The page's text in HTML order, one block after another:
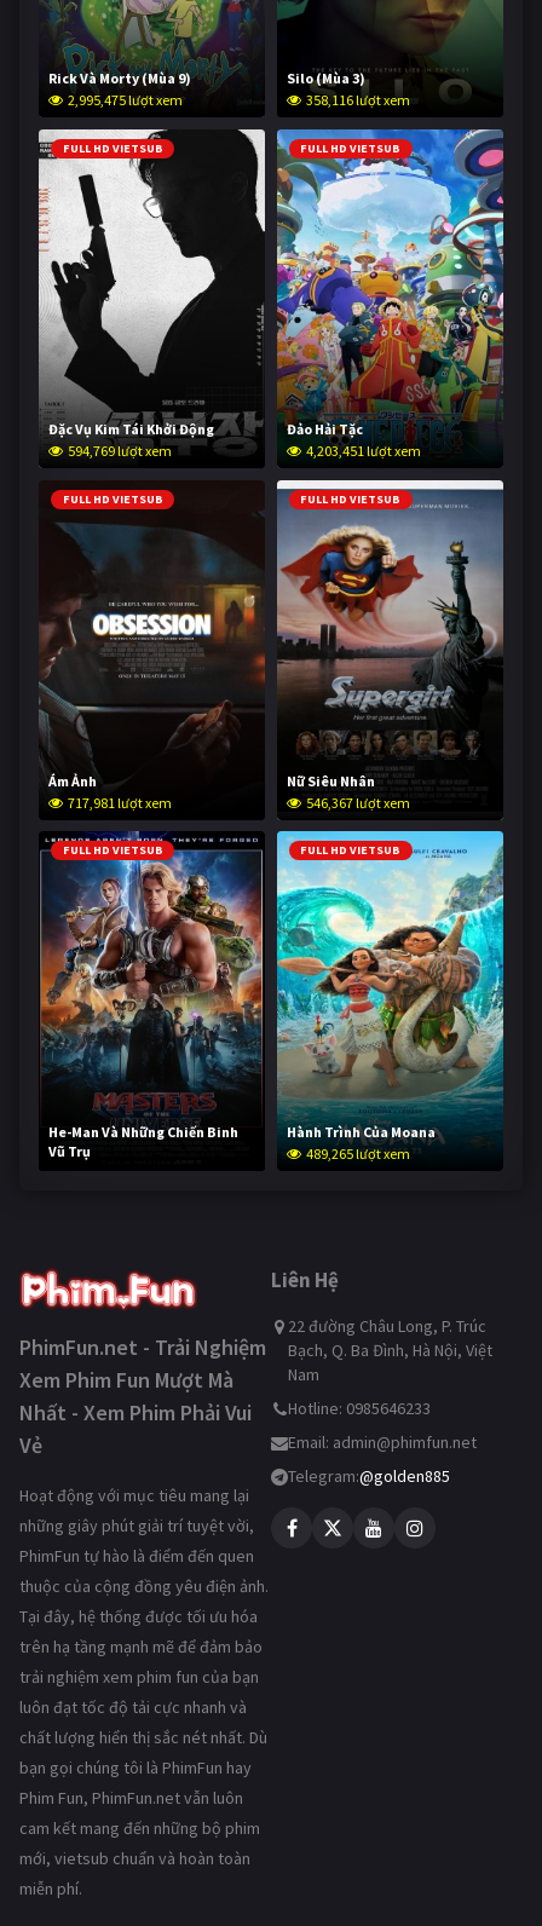
Rick Và Morty (Mùa 9)
2,995,475 lượt xem
Silo (Mùa 3)
358,116 lượt xem
FULL HD VIETSUB
Đặc Vụ Kim Tái Khởi Động
594,769 lượt xem
FULL HD VIETSUB
Đảo Hải Tặc
4,203,451 lượt xem
FULL HD VIETSUB
Ám Ảnh
717,981 lượt xem
FULL HD VIETSUB
Nữ Siêu Nhân
546,367 lượt xem
FULL HD VIETSUB
He-Man Và Những Chiến Binh
Vũ Trụ
237,797 lượt xem
FULL HD VIETSUB
Hành Trình Của Moana
489,265 lượt xem
PhimFun.net - Trải Nghiệm
Xem Phim Fun Mượt Mà
Nhất - Xem Phim Phải Vui
Vẻ
Hoạt động với mục tiêu mang lại
những giây phút giải trí tuyệt vời,
PhimFun tự hào là điểm đến quen
thuộc của cộng đồng yêu điện ảnh.
Tại đây, hệ thống được tối ưu hóa
trên hạ tầng mạnh mẽ để đảm bảo
trải nghiệm xem phim fun của bạn
luôn đạt tốc độ tải cực nhanh và
chất lượng hiển thị sắc nét nhất. Dù
bạn gọi chúng tôi là PhimFun hay
Phim Fun, PhimFun.net vẫn luôn
cam kết mang đến những bộ phim
mới, vietsub chuẩn và hoàn toàn
miễn phí.
Liên Hệ
22 đường Châu Long, P. Trúc
Bạch, Q. Ba Đình, Hà Nội, Việt
Nam
Hotline: 0985646233
Email: admin@phimfun.net
Telegram:@golden885